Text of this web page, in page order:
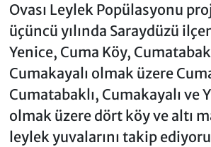
Ovası Leylek Popülasyonu
üçüncü yılında Saraydüzü
Yenice, Cuma Köy,
Cumakayalı olmak üzere
Cumatabaklı, Cumakayalı ve
olmak üzere dört köy ve altı
leylek yuvalarını takip